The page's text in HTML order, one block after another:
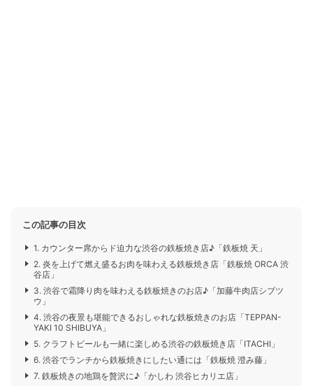
この記事の目次
1. カウンター席からド迫力な渋谷の鉄板焼き店♪「鉄板焼 天」
2. 炎を上げて燃え盛るお肉を味わえる鉄板焼き店「鉄板焼 ORCA 渋
谷店」
3. 渋谷で霜降り肉を味わえる鉄板焼きのお店♪「加藤牛肉店シブツ
ウ」
4. 渋谷の夜景も堪能できるおしゃれな鉄板焼きのお店「TEPPAN-
YAKI 10 SHIBUYA」
5. クラフトビールも一緒に楽しめる渋谷の鉄板焼き店「ITACHI」
6. 渋谷でランチから鉄板焼きにしたい通には「鉄板焼 澄み藤」
7. 鉄板焼きの地鶏を贅沢に♪「かしわ 渋谷ヒカリエ店」